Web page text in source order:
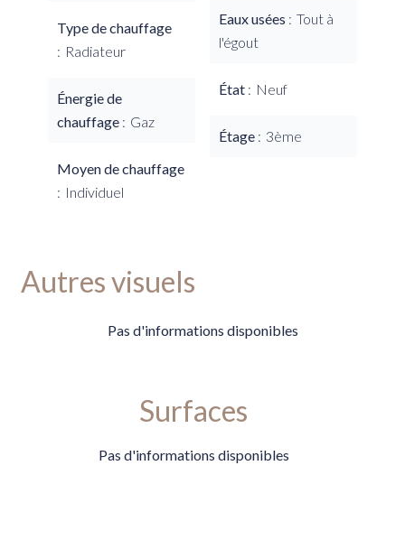
Type de chauffage
Radiateur
Énergie de
chauffage
Gaz
Moyen de chauffage
Individuel
Eaux usées
Tout à
l'égout
État Neuf
Étage 3ème
Autres visuels
Pas d'informations disponibles
Surfaces
Pas d'informations disponibles